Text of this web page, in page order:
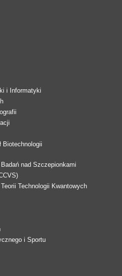
i Informatyki
Biotechnologii
nad Szczepionkami
Technologii Kwantowych
i Sportu